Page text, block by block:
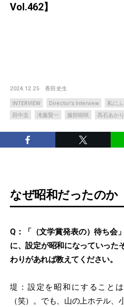
Vol.462】
2024.12.25 香田史生
INTERVIEW Director’s Interview 私に
田中圭
滝藤賢一 服部樹咲 髙石あかり
なぜ昭和だったのか
Q：「（文学賞発表の）待ち会
に、設定が昭和になっていった
わりがあれば教えてください。
堤：設定を昭和にすること
（笑）。でも、山の上ホテル、